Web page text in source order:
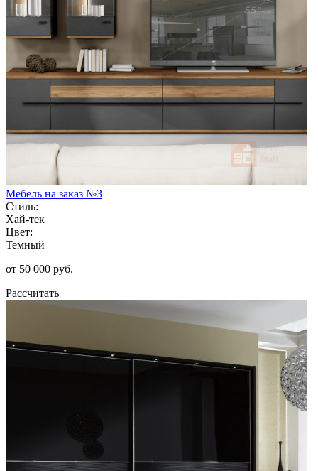
Мебель на заказ №3
Стиль:
Хай-тек
Цвет:
Темный
от 50 000 руб.
Рассчитать